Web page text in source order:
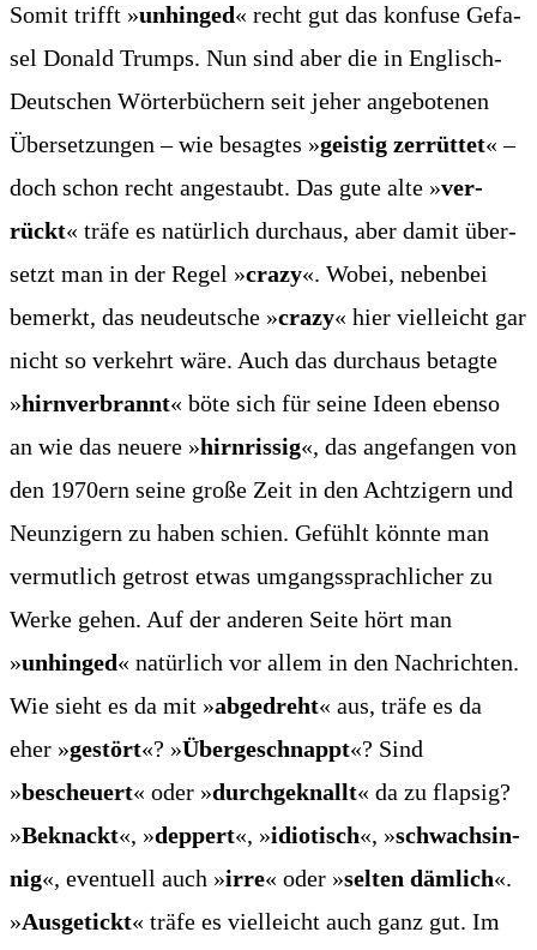
Somit trifft »unhin­ged« recht gut das kon­fu­se Gefa­
sel Donald Trumps. Nun sind aber die in Eng­lisch-
Deut­schen Wör­ter­bü­chern seit jeher ange­bo­te­nen
Über­set­zun­gen – wie besag­tes »geis­tig zer­rüt­tet« –
doch schon recht ange­staubt. Das gute alte »ver­
rückt« trä­fe es natür­lich durch­aus, aber damit über­
setzt man in der Regel »cra­zy«. Wobei, neben­bei
bemerkt, das neu­deut­sche »cra­zy« hier viel­leicht gar
nicht so ver­kehrt wäre. Auch das durch­aus betag­te
»hirn­ver­brannt« böte sich für sei­ne Ideen eben­so
an wie das neue­re »hirn­ris­sig«, das ange­fan­gen von
den 1970ern sei­ne gro­ße Zeit in den Acht­zi­gern und
Neun­zi­gern zu haben schien. Gefühlt könn­te man
ver­mut­lich getrost etwas umgangs­sprach­li­cher zu
Wer­ke gehen. Auf der ande­ren Sei­te hört man
»unhin­ged« natür­lich vor allem in den Nach­rich­ten.
Wie sieht es da mit »abge­dreht« aus, trä­fe es da
eher »gestört«? »Über­ge­schnappt«? Sind
»bescheu­ert« oder »durch­ge­knallt« da zu flap­sig?
»Beknackt«, »dep­pert«, »idio­tisch«, »schwach­sin­
nig«, even­tu­ell auch »irre« oder »sel­ten däm­lich«.
»Aus­ge­tickt« trä­fe es viel­leicht auch ganz gut. Im